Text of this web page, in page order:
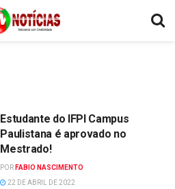
Estudante do IFPI Campus
Paulistana é aprovado no
Mestrado!
POR FABIO NASCIMENTO
22 DE ABRIL DE 2022